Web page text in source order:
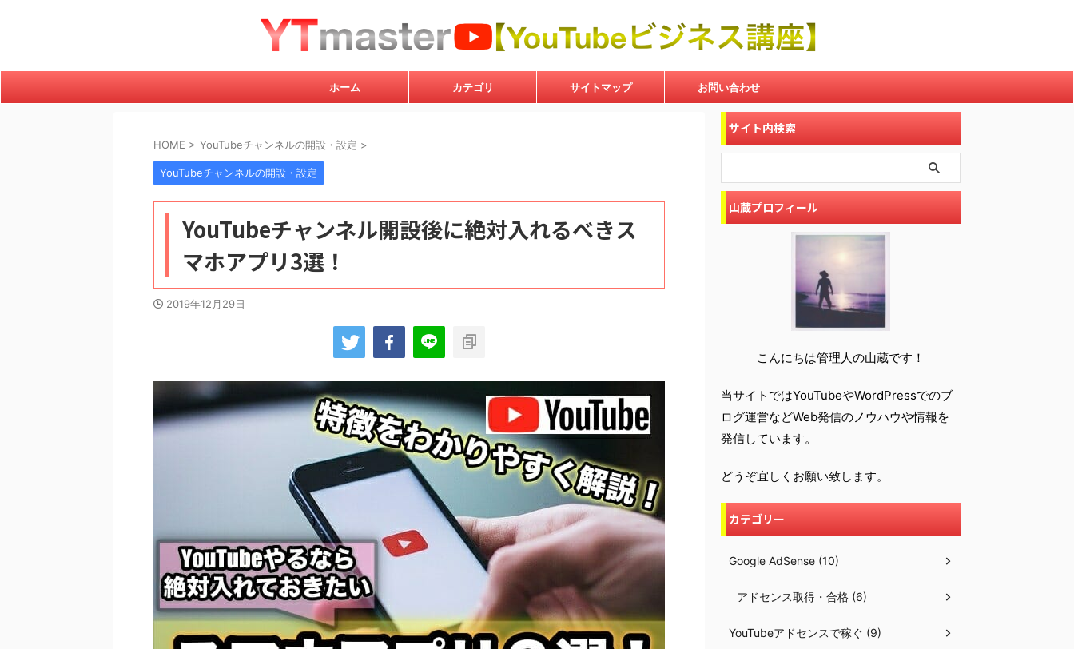
ホーム カテゴリ サイトマップ お問い合わせ
HOME > YouTubeチャンネルの開設・設定 >
YouTubeチャンネルの開設・設定
YouTubeチャンネル開設後に絶対入れるべきス
マホアプリ3選！
2019年12月29日
サイト内検索
山蔵プロフィール
こんにちは管理人の山蔵です！
当サイトではYouTubeやWordPressでのブ
ログ運営などWeb発信のノウハウや情報を
発信しています。
どうぞ宜しくお願い致します。
カテゴリー
Google AdSense (10)
アドセンス取得・合格 (6)
YouTubeアドセンスで稼ぐ (9)